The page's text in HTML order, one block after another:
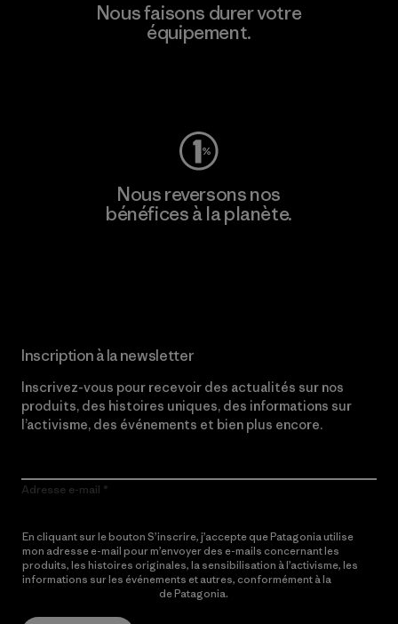
Nous faisons durer votre
équipement.
Nous reversons nos
bénéfices à la planète.
Inscription à la newsletter
Inscrivez-vous pour recevoir des actualités sur nos
produits, des histoires uniques, des informations sur
l’activisme, des événements et bien plus encore.
Adresse e-mail
En cliquant sur le bouton S’inscrire, j’accepte que Patagonia utilise
mon adresse e-mail pour m’envoyer des e-mails concernant les
produits, les histoires originales, la sensibilisation à l’activisme, les
informations sur les événements et autres, conformément à la
de Patagonia.